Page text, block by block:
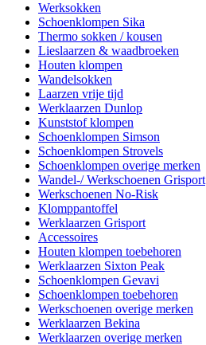
Werksokken
Schoenklompen Sika
Thermo sokken / kousen
Lieslaarzen & waadbroeken
Houten klompen
Wandelsokken
Laarzen vrije tijd
Werklaarzen Dunlop
Kunststof klompen
Schoenklompen Simson
Schoenklompen Strovels
Schoenklompen overige merken
Wandel-/ Werkschoenen Grisport
Werkschoenen No-Risk
Klomppantoffel
Werklaarzen Grisport
Accessoires
Houten klompen toebehoren
Werklaarzen Sixton Peak
Schoenklompen Gevavi
Schoenklompen toebehoren
Werkschoenen overige merken
Werklaarzen Bekina
Werklaarzen overige merken